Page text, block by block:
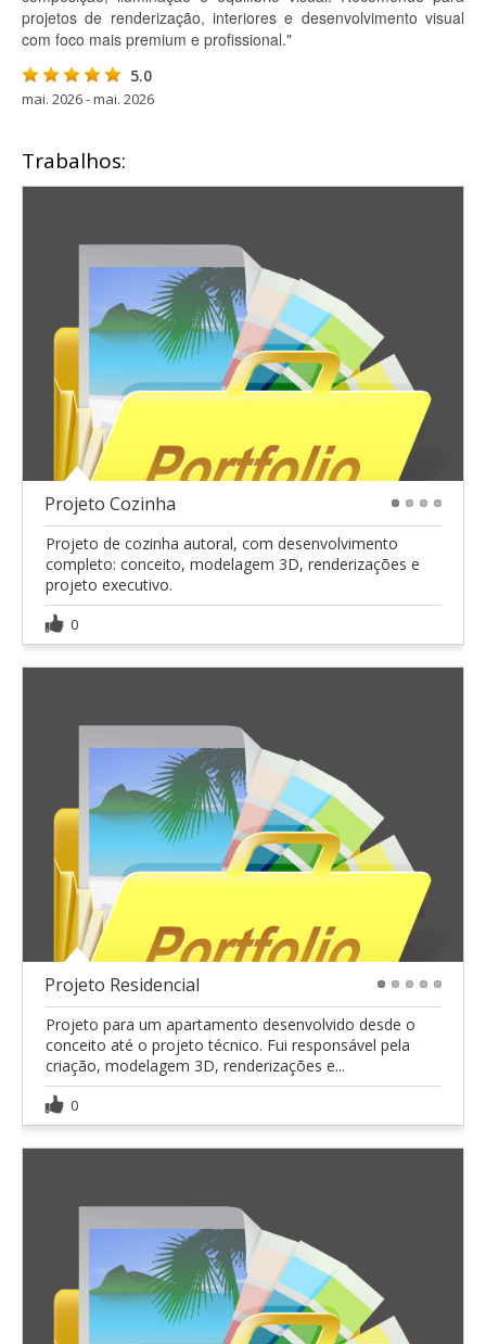
projetos de renderização, interiores e desenvolvimento visual
com foco mais premium e profissional."
5.0
mai. 2026 - mai. 2026
Trabalhos:
Projeto Cozinha
Projeto de cozinha autoral, com desenvolvimento
completo: conceito, modelagem 3D, renderizações e
projeto executivo.
0
Projeto Residencial
Projeto para um apartamento desenvolvido desde o
conceito até o projeto técnico. Fui responsável pela
criação, modelagem 3D, renderizações e...
0